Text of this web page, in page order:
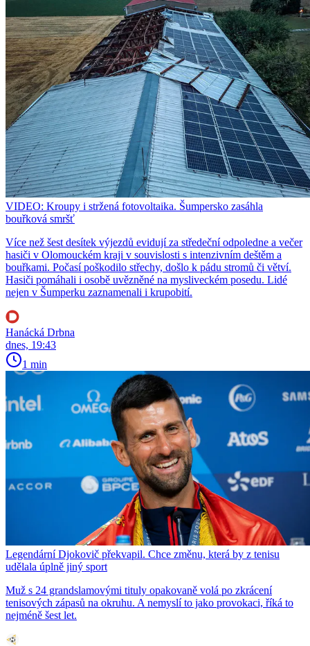
VIDEO: Kroupy i stržená fotovoltaika. Šumpersko zasáhla
bouřková smršť
Více než šest desítek výjezdů evidují za středeční odpoledne a večer
hasiči v Olomouckém kraji v souvislosti s intenzivním deštěm a
bouřkami. Počasí poškodilo střechy, došlo k pádu stromů či větví.
Hasiči pomáhali i osobě uvězněné na mysliveckém posedu. Lidé
nejen v Šumperku zaznamenali i krupobití.
Hanácká Drbna
dnes, 19:43
1 min
Legendární Djokovič překvapil. Chce změnu, která by z tenisu
udělala úplně jiný sport
Muž s 24 grandslamovými tituly opakovaně volá po zkrácení
tenisových zápasů na okruhu. A nemyslí to jako provokaci, říká to
nejméně šest let.